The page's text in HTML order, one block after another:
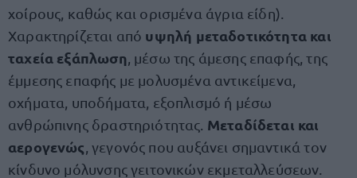
χοίρους, καθώς και ορισμένα άγρια είδη).
Χαρακτηρίζεται από υψηλή μεταδοτικότητα και
ταχεία εξάπλωση , μέσω της άμεσης επαφής, της
έμμεσης επαφής με μολυσμένα αντικείμενα,
οχήματα, υποδήματα, εξοπλισμό ή μέσω
ανθρώπινης δραστηριότητας. Μεταδίδεται και
αερογενώς , γεγονός που αυξάνει σημαντικά τον
κίνδυνο μόλυνσης γειτονικών εκμεταλλεύσεων.